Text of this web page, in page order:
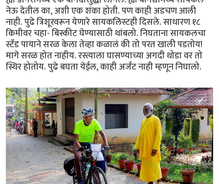
नेऊ देतील का, अशी एक शंका होती. पण काही अडचण आली
नाही. पुढे त्रिशूरवरून येणारे सायकलिस्टही दिसले. साधारण १८
किमीवर चहा- बिस्कीट घेण्यासाठी थांबलो. निघताना सायकलचा
स्टँड पायाने सरळ केला तेव्हा कळालं की तो परत खाली पडतोय!
मागे सरळ होत नाहीय. रस्त्याला घासण्याच्या अगदी थोडा वर तो
स्थिर होतोय. पुढे बघता येईल, काही अर्जंट नाही म्हणून निघालो.